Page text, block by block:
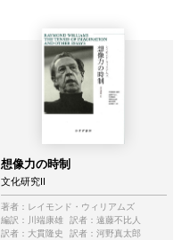
想像力の時制
文化研究II
著者： レイモンド・ウィリアムズ
編訳：
川端康雄 訳者： 遠藤不比人
訳者： 大貫隆史 訳者： 河野真太郎